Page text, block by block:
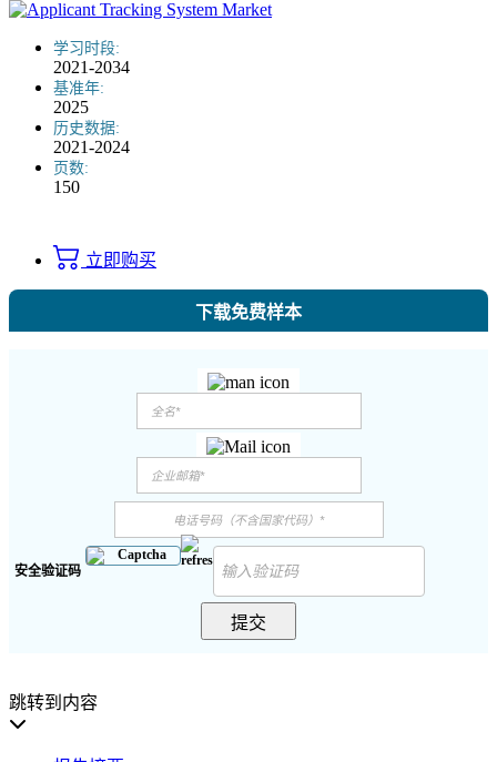
学习时段:
2021-2034
基准年:
2025
历史数据:
2021-2024
页数:
150
立即购买
下载免费样本
安全验证码
提交
跳转到内容